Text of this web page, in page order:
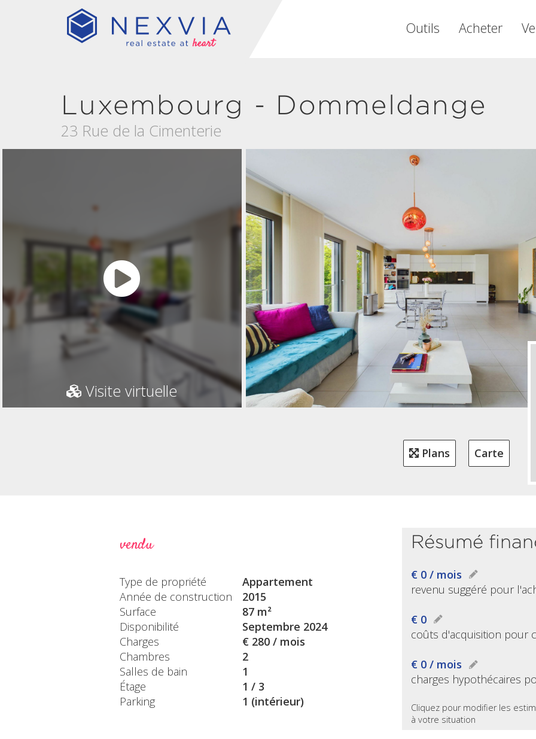
Outils Acheter
Luxembourg - Dommeldange
23 Rue de la Cimenterie
Visite virtuelle
Plans Carte
vendu
Type de propriété
Appartement
Année de construction
2015
Surface
87 m²
Disponibilité
Septembre 2024
Charges
€ 280 / mois
Chambres
2
Salles de bain
1
Étage
1 / 3
Parking
1 (intérieur)
Résumé
€ 0 / mois
revenu suggéré pour
€ 0
coûts d'acquisition pour
€ 0 / mois
charges hypothécaires
Cliquez pour modifier les
à votre situation